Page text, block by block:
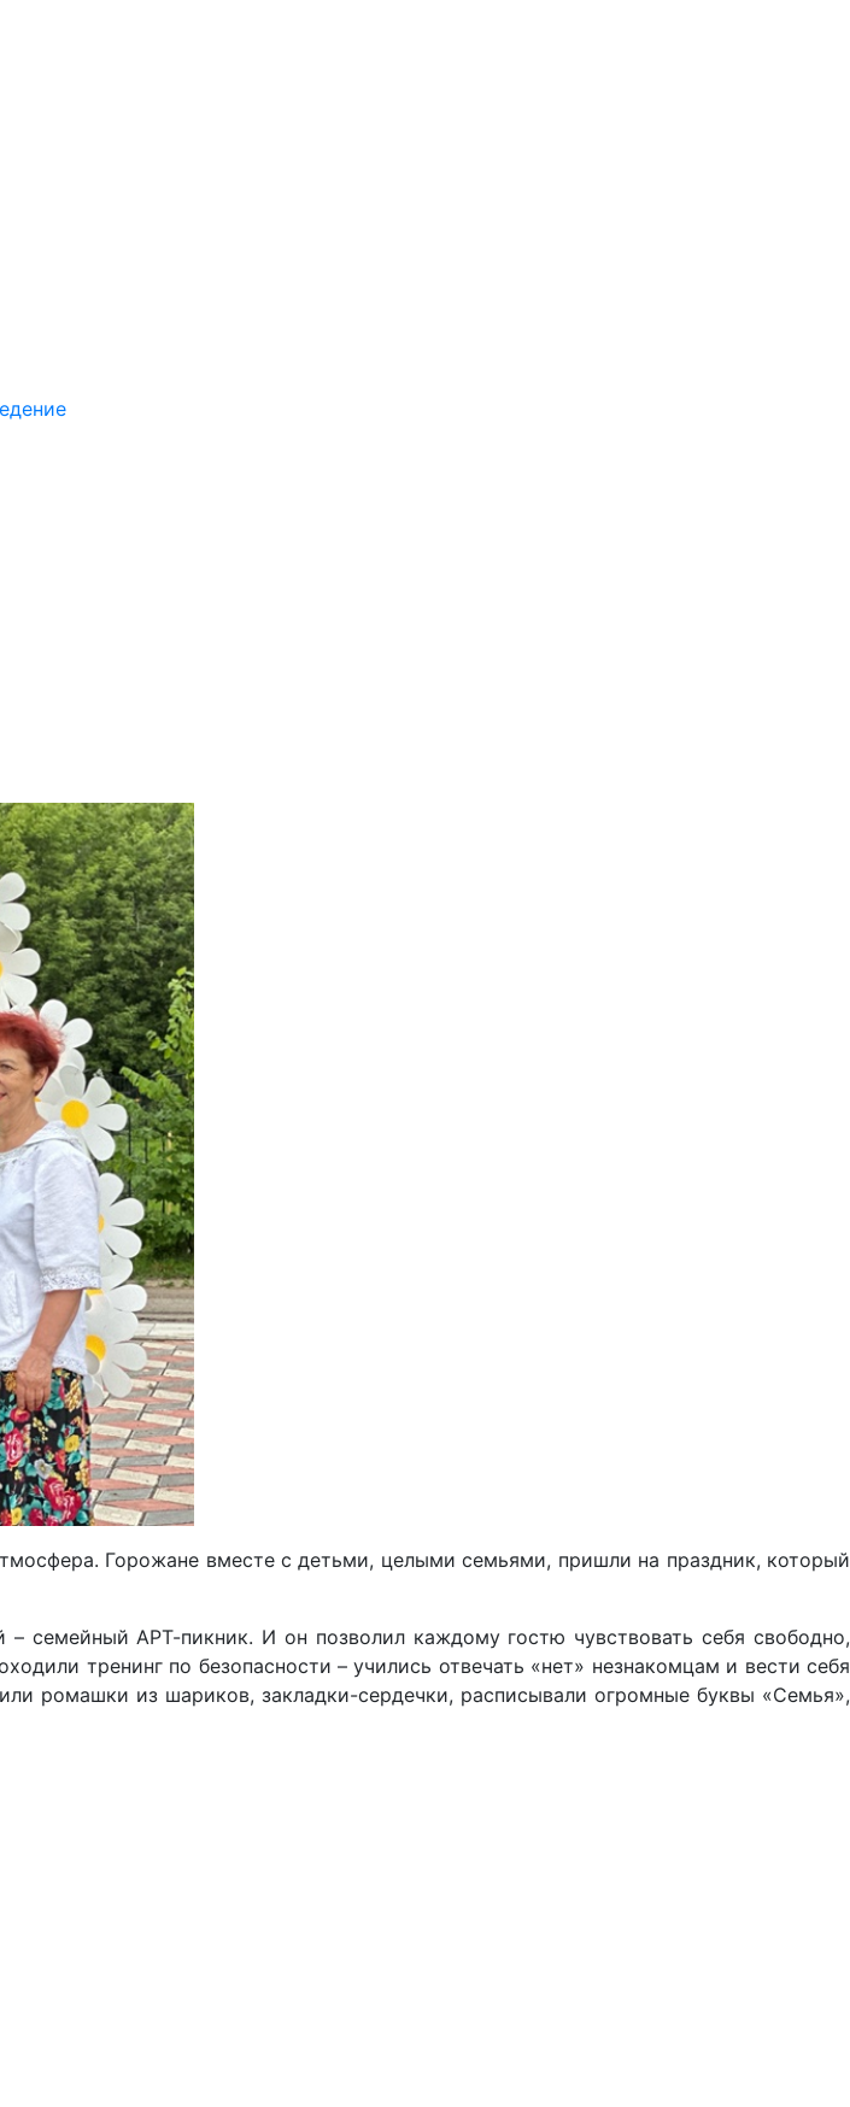
Горожане вместе с детьми, целыми семьями, пришли на праздник, который
семейный АРТ-пикник. И он позволил каждому гостю чувствовать себя свободно,
тренинг по безопасности – учились отвечать «нет» незнакомцам и вести себя
ромашки из шариков, закладки-сердечки, расписывали огромные буквы «Семья»,